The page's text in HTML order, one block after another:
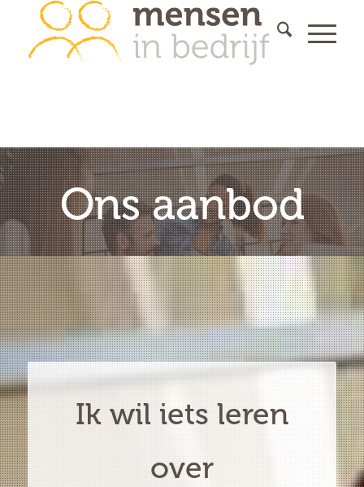
Ons aanbod
Ik wil iets leren
over